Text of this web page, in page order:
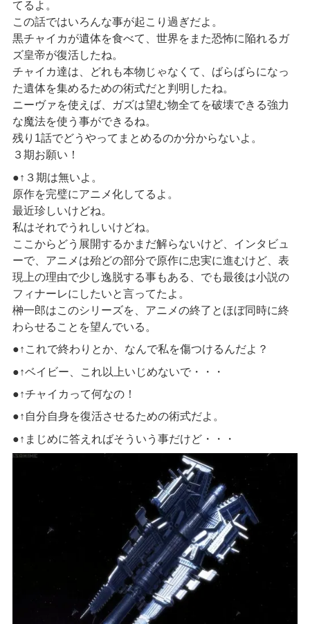
てるよ。
この話ではいろんな事が起こり過ぎだよ。
黒チャイカが遺体を食べて、世界をまた恐怖に陥れるガ
ズ皇帝が復活したね。
チャイカ達は、どれも本物じゃなくて、ばらばらになっ
た遺体を集めるための術式だと判明したね。
ニーヴァを使えば、ガズは望む物全てを破壊できる強力
な魔法を使う事ができるね。
残り1話でどうやってまとめるのか分からないよ。
３期お願い！
●↑３期は無いよ。
原作を完璧にアニメ化してるよ。
最近珍しいけどね。
私はそれでうれしいけどね。
ここからどう展開するかまだ解らないけど、インタビュ
ーで、アニメは殆どの部分で原作に忠実に進むけど、表
現上の理由で少し逸脱する事もある、でも最後は小説の
フィナーレにしたいと言ってたよ。
榊一郎はこのシリーズを、アニメの終了とほぼ同時に終
わらせることを望んでいる。
●↑これで終わりとか、なんで私を傷つけるんだよ？
●↑ベイビー、これ以上いじめないで・・・
●↑チャイカって何なの！
●↑ 自分自身を復活させるための術式だよ。
●↑まじめに答えればそういう事だけど・・・